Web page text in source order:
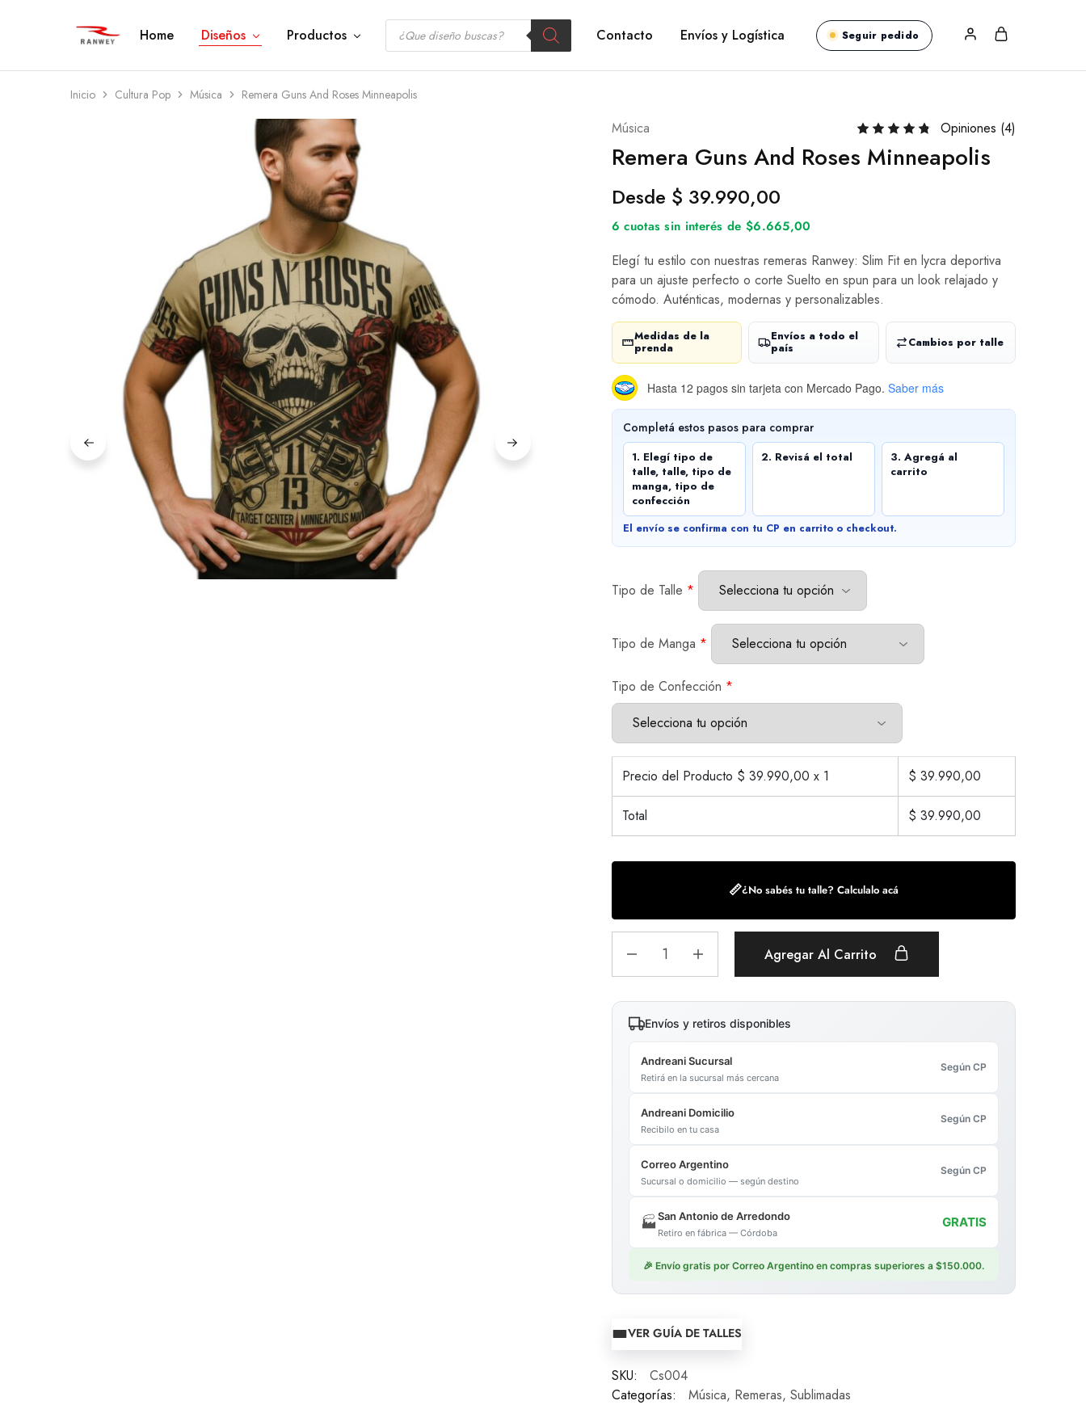
Ranwey
Tu
Tu
Diseño
Tu
Tu
—
Remeras,
Home Diseños Productos Contacto Envíos y Logística Seguir pedido
Inicio Cultura Pop Música Remera Guns And Roses Minneapolis
Música Opiniones (4)
Remera Guns And Roses Minneapolis
Desde $ 39.990,00
6 cuotas sin interés de $6.665,00
Elegí tu estilo con nuestras remeras Ranwey: Slim Fit en lycra deportiva
para un ajuste perfecto o corte Suelto en spun para un look relajado y
cómodo. Auténticas, modernas y personalizables.
Medidas de la
prenda
Envíos a todo el
país
Cambios por talle
Hasta 12 pagos sin tarjeta con Mercado Pago. Saber más
Completá estos pasos para comprar
1. Elegí tipo de
talle, talle, tipo de
manga, tipo de
confección
2. Revisá el total
3. Agregá al
carrito
El envío se confirma con tu CP en carrito o checkout.
Tipo de Talle *
Tipo de Manga *
Tipo de Confección *
Precio del Producto $ 39.990,00 x 1 $ 39.990,00
Total $ 39.990,00
📏¿No sabés tu talle? Calculalo acá
Agregar Al Carrito
Envíos y retiros disponibles
Andreani Sucursal
Retirá en la sucursal más cercana
Según CP
Andreani Domicilio
Recibilo en tu casa
Según CP
Correo Argentino
Sucursal o domicilio — según destino
Según CP
🏭San Antonio de Arredondo
Retiro en fábrica — Córdoba
GRATIS
🎉 Envío gratis por Correo Argentino en compras superiores a $150.000.
VER GUÍA DE TALLES
SKU:
Cs004
Categorías:
Música, Remeras, Sublimadas